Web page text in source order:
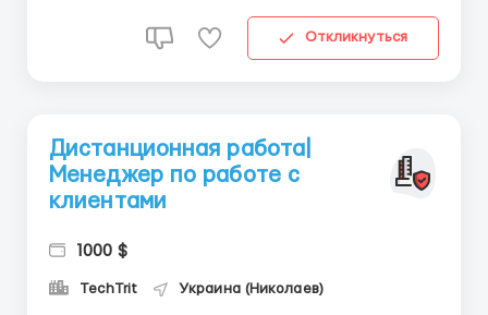
Откликнуться
Дистанционная работа|
Менеджер по работе с
клиентами
1000 $
TechTrit Украина (Николаев)